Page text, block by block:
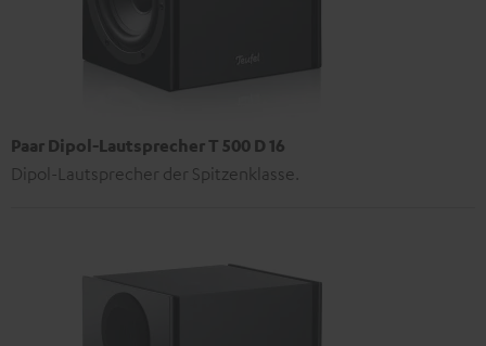
Paar Dipol-Lautsprecher T 500 D 16
Dipol-Lautsprecher der Spitzenklasse.